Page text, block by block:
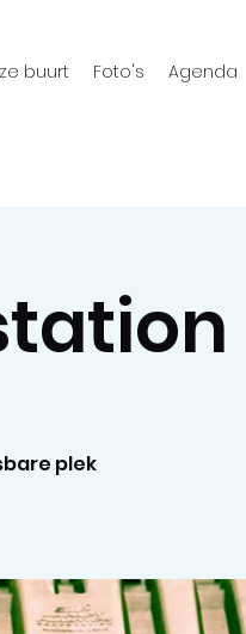
buurt Foto's Agenda
plek